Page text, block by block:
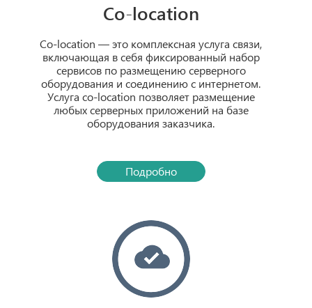
Co-location
Co-location — это комплексная услуга связи,
включающая в себя фиксированный набор
сервисов по размещению серверного
оборудования и соединению с интернетом.
Услуга сo-location позволяет размещение
любых серверных приложений на базе
оборудования заказчика.
Подробно